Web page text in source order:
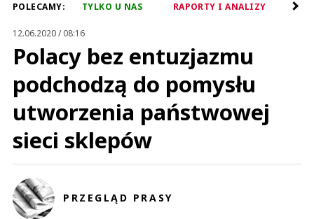
POLECAMY: TYLKO U NAS RAPORTY I ANALIZY
12.06.2020 / 08:16
Polacy bez entuzjazmu
podchodzą do pomysłu
utworzenia państwowej
sieci sklepów
PRZEGLĄD PRASY